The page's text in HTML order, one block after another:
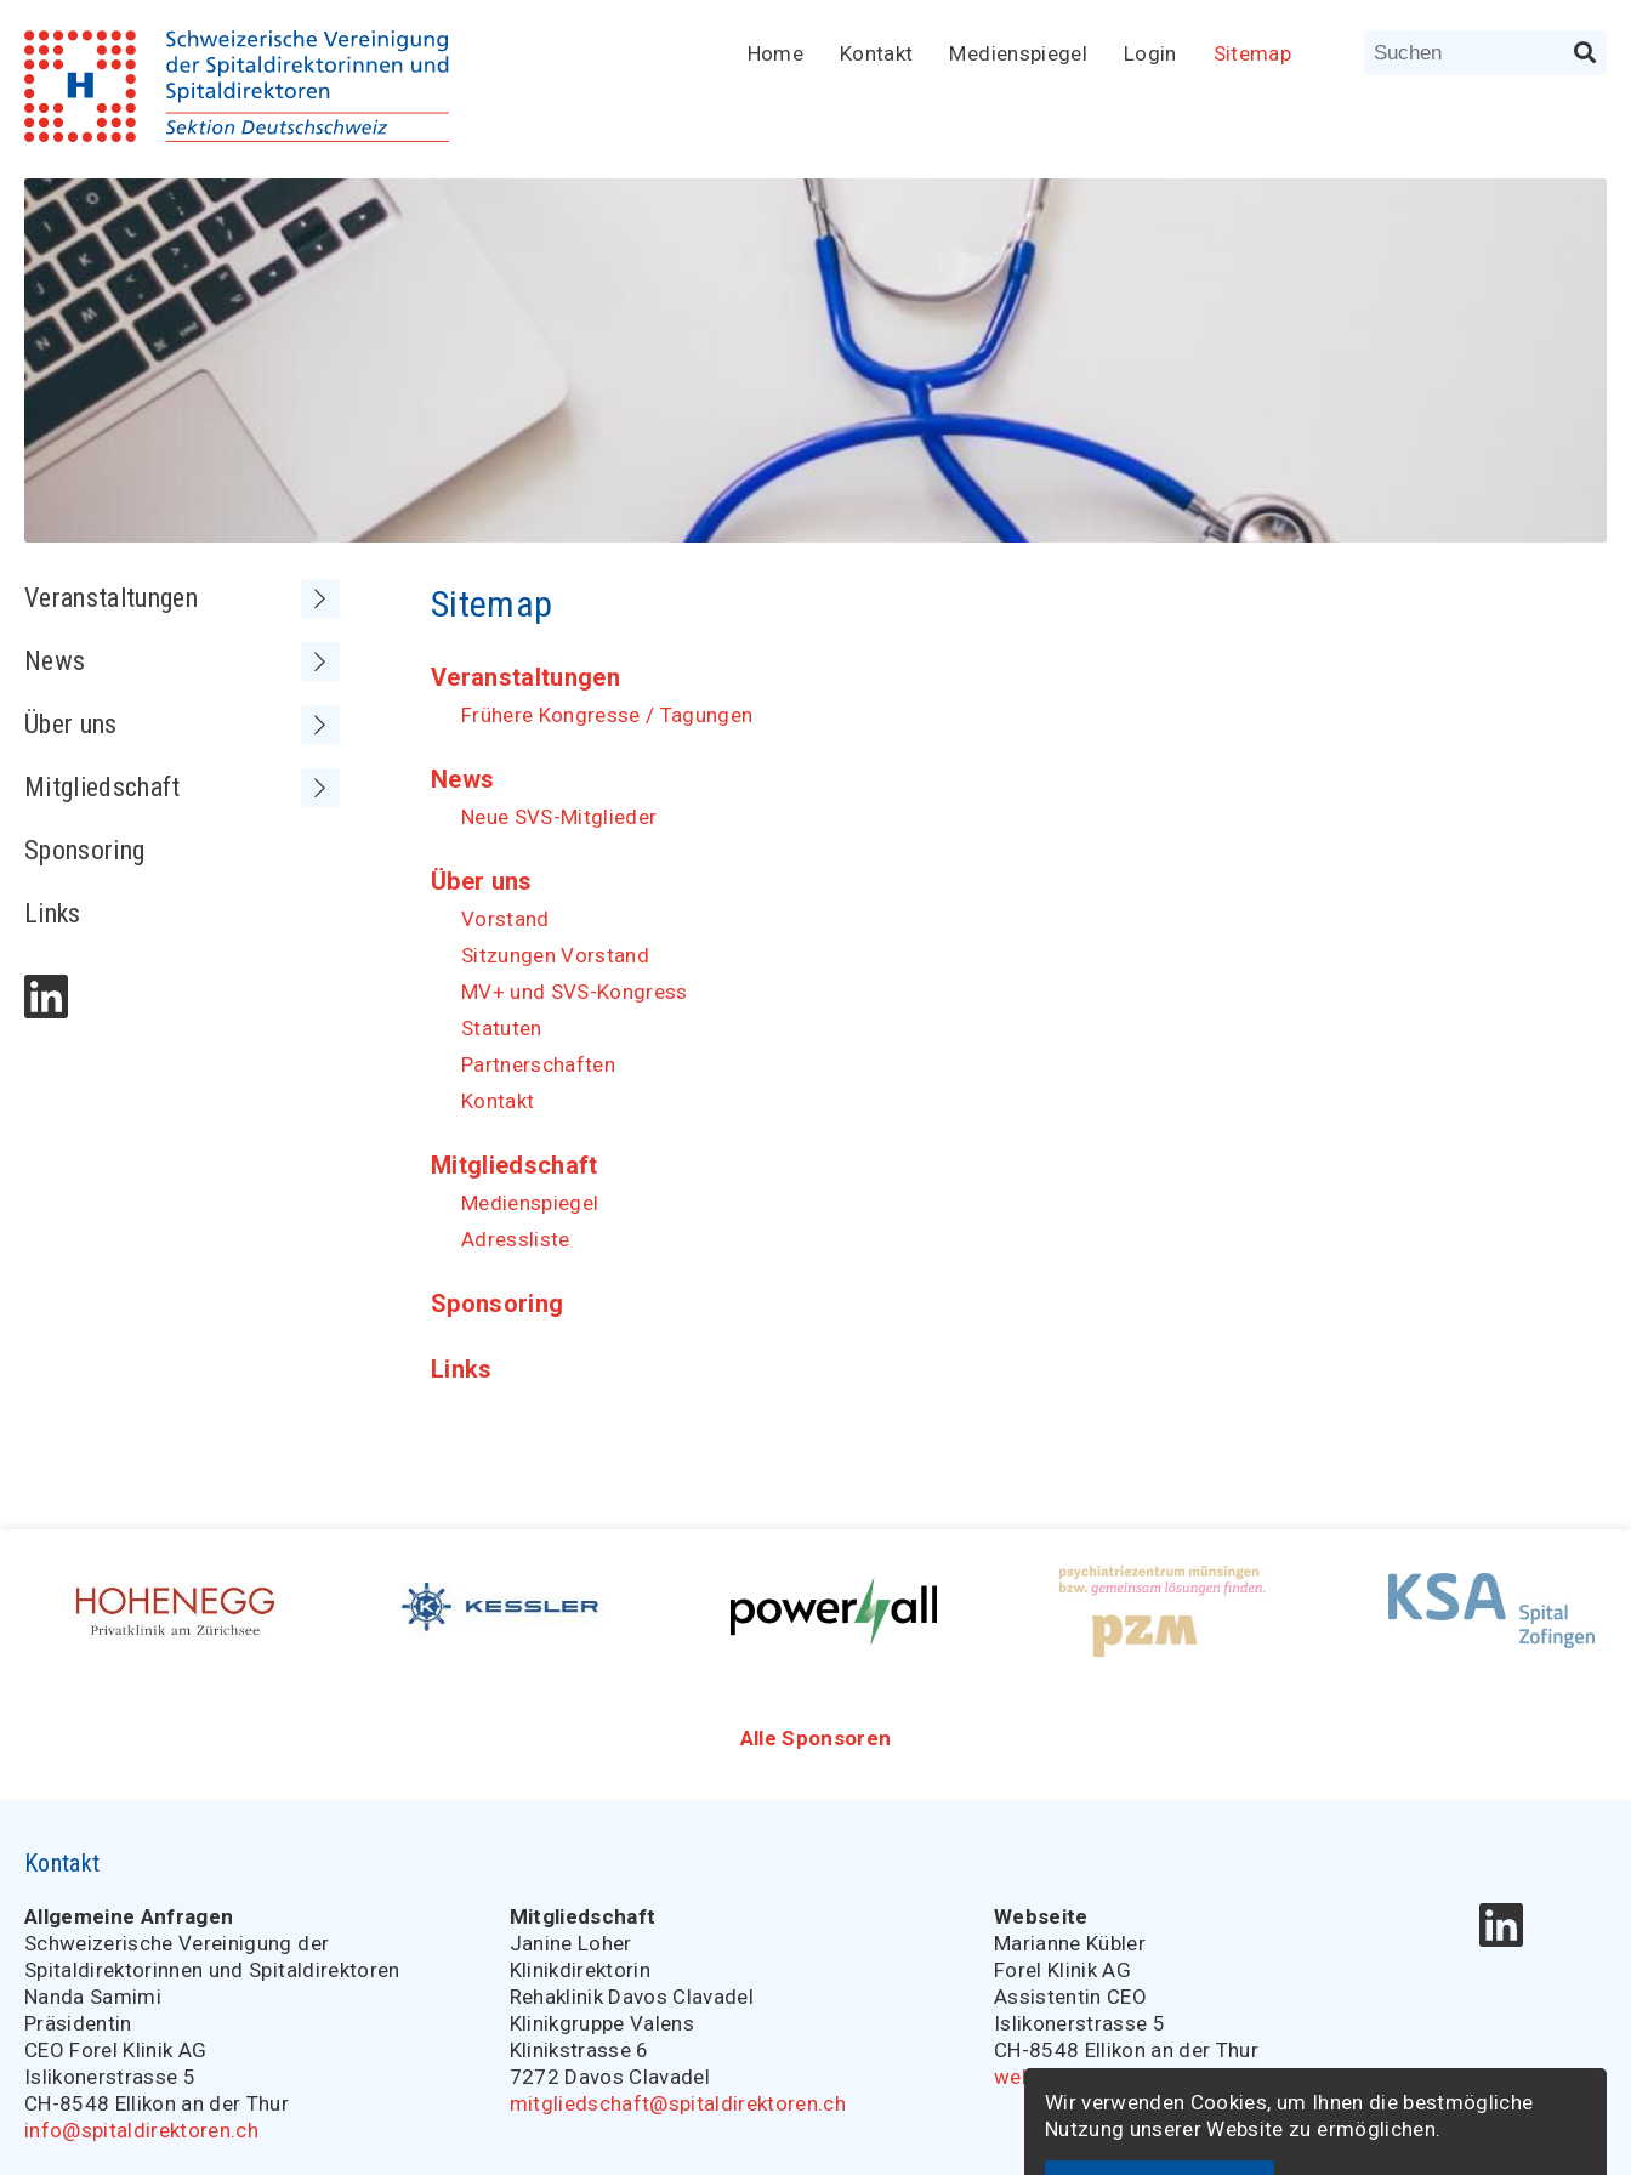
Home Kontakt Medienspiegel Login Sitemap
Veranstaltungen
Frühere Kongresse /
Tagungen
News
Neue SVS-Mitglieder
Über uns
Vorstand
MV+ und SVS-Kongress
Statuten
Kontakt
Mitgliedschaft
Medienspiegel
Sponsoring
Links
Sitemap
Veranstaltungen
Frühere Kongresse / Tagungen
News
Neue SVS-Mitglieder
Über uns
Vorstand
Sitzungen Vorstand
MV+ und SVS-Kongress
Statuten
Partnerschaften
Kontakt
Mitgliedschaft
Medienspiegel
Adressliste
Sponsoring
Links
Alle Sponsoren
Kontakt
Allgemeine Anfragen
Schweizerische Vereinigung der
Spitaldirektorinnen und Spitaldirektoren
Nanda Samimi
Präsidentin
CEO Forel Klinik AG
Islikonerstrasse 5
CH-8548 Ellikon an der Thur
info@spitaldirektoren.ch
Mitgliedschaft
Janine Loher
Klinikdirektorin
Rehaklinik Davos Clavadel
Klinikgruppe Valens
Klinikstrasse 6
7272 Davos Clavadel
mitgliedschaft@spitaldirektoren.ch
Webseite
Marianne Kübler
Forel Klinik AG
Assistentin CEO
Islikonerstrasse 5
CH-8548 Ellikon an der Thur
webmaster@spitaldirektoren.ch
Wir verwenden Cookies, um Ihnen die bestmögliche
Nutzung unserer Website zu ermöglichen.